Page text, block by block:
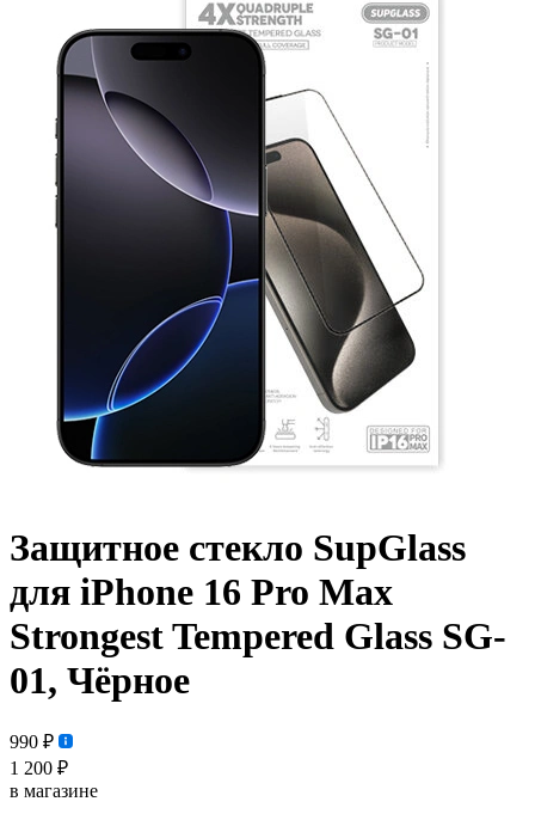
Защитное стекло SupGlass
для iPhone 16 Pro Max
Strongest Tempered Glass SG-
01, Чёрное
990 ₽
1 200 ₽
в магазине